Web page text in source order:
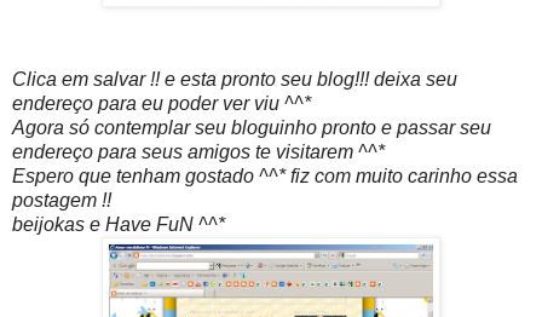
Clica em salvar !! e esta pronto seu blog!!! deixa seu
endereço para eu poder ver viu ^^*
Agora só contemplar seu bloguinho pronto e passar seu
endereço para seus amigos te visitarem ^^*
Espero que tenham gostado ^^* fiz com muito carinho essa
postagem !!
beijokas e Have FuN ^^*